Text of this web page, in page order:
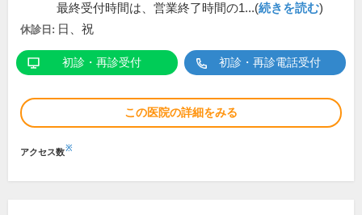
最終受付時間は、営業終了時間の1...(続きを読む)
休診日: 日、祝
初診・再診受付 初診・再診電話受付
この医院の詳細をみる
アクセス数※